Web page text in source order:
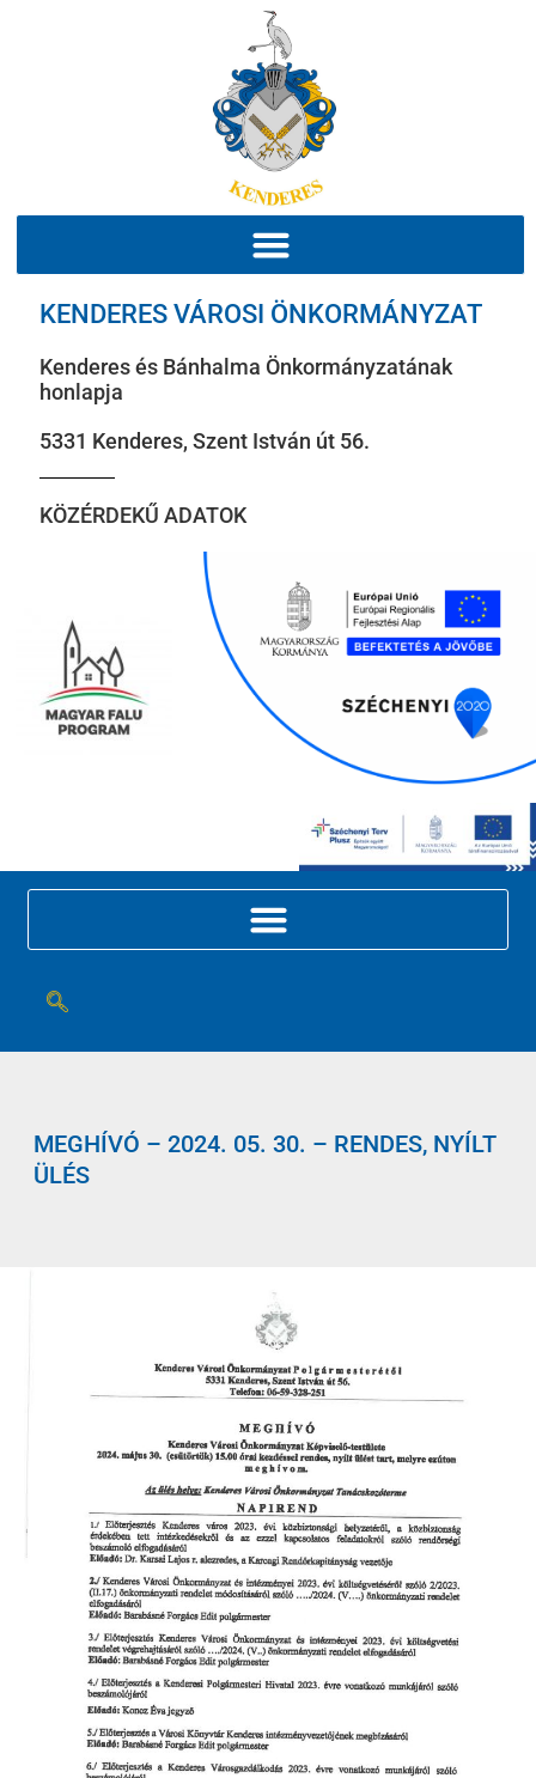
KENDERES VÁROSI ÖNKORMÁNYZAT
Kenderes és Bánhalma Önkormányzatának
honlapja
5331 Kenderes, Szent István út 56.
KÖZÉRDEKŰ ADATOK
MEGHÍVÓ – 2024. 05. 30. – RENDES, NYÍLT
ÜLÉS